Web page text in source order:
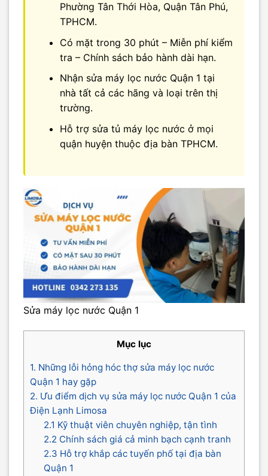
Phường Tân Thới Hòa, Quận Tân Phú,
TPHCM.
Có mặt trong 30 phút – Miễn phí kiểm
tra – Chính sách bảo hành dài hạn.
Nhận sửa máy lọc nước Quận 1 tại
nhà tất cả các hãng và loại trên thị
trường.
Hỗ trợ sửa tủ máy lọc nước ở mọi
quận huyện thuộc địa bàn TPHCM.
Sửa máy lọc nước Quận 1
Mục lục
1. Những lỗi hỏng hóc thợ sửa máy lọc nước
Quận 1 hay gặp
2. Ưu điểm dịch vụ sửa máy lọc nước Quận 1 của
Điện Lạnh Limosa
2.1 Kỹ thuật viên chuyên nghiệp, tận tình
2.2 Chính sách giá cả minh bạch cạnh tranh
2.3 Hỗ trợ khắp các tuyến phố tại địa bàn
Quận 1